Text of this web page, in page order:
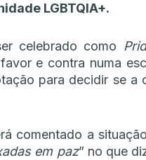
LGBTQIA+.
celebrado como
e contra numa
para decidir se a
comentado a
em paz” no que